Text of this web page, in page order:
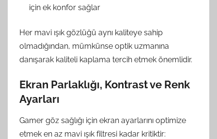
için ek konfor sağlar
Her mavi ışık gözlüğü aynı kaliteye sahip
olmadığından, mümkünse optik uzmanına
danışarak kaliteli kaplama tercih etmek önemlidir.
Ekran Parlaklığı, Kontrast ve Renk
Ayarları
Gamer göz sağlığı için ekran ayarlarını optimize
etmek en az mavi ışık filtresi kadar kritiktir: